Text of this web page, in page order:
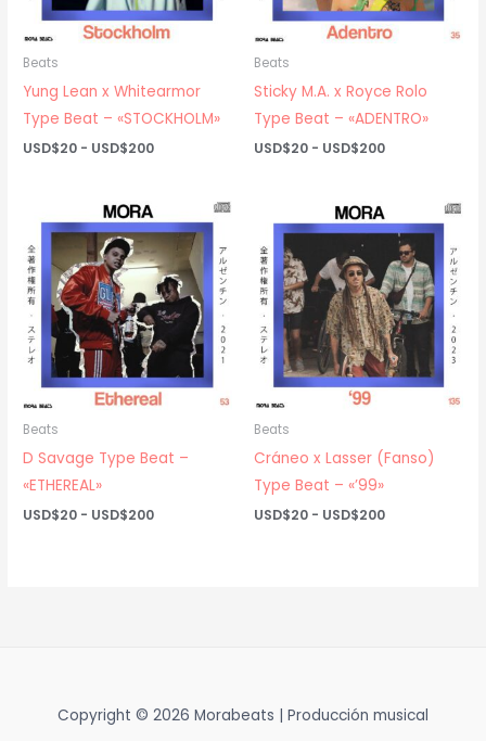
Beats
Yung Lean x Whitearmor
Type Beat – «STOCKHOLM»
USD$20 - USD$200Rango
USD$20
hasta
USD$200
Beats
Sticky M.A. x Royce Rolo
Type Beat – «ADENTRO»
USD$20 - USD$200Rango
USD$20
hasta
USD$200
Beats
D Savage Type Beat –
«ETHEREAL»
USD$20 - USD$200Rango
Beats
Cráneo x Lasser (Fanso)
Type Beat – «’99»
USD$20 - USD$200Rango
Copyright © 2026 Morabeats | Producción musical